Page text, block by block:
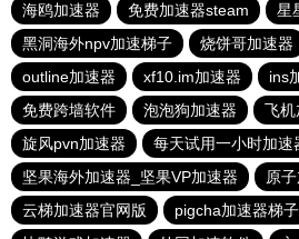
海鸥加速器
免费加速器steam
星
黑洞海外npv加速梯子
烧饼哥加速器
outline加速器
xf10.im加速器
ins
免费跨墙软件
泡泡狗加速器
飞机
旋风pvn加速器
每天试用一小时加速
坚果海外加速器_坚果VP加速器
原
云梯加速器官网版
pigcha加速器梯子